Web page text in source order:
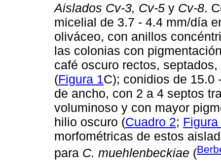
Aislados Cv-3, Cv-5 y Cv-8.
micelial de 3.7 - 4.4 mm/día
oliváceo, con anillos
las colonias con
café oscuro rectos,
(Figura 1C); conidios de 15.0
de ancho, con 2 a 4 septos
voluminoso y con mayor
hilio oscuro (Cuadro 2; Figura
morfométricas de estos
para C. muehlenbeckiae (